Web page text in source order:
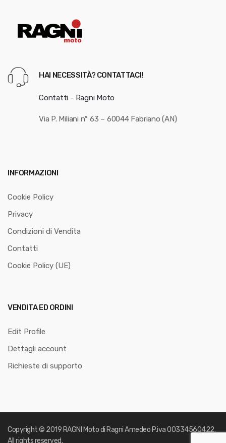
HAI NECESSITÀ? CONTATTACI!
Contatti - Ragni Moto
Via P. Miliani n° 63 – 60044 Fabriano (AN)
INFORMAZIONI
Cookie Policy
Privacy
Condizioni di Vendita
Contatti
Cookie Policy (UE)
VENDITA ED ORDINI
Edit Profile
Dettagli account
Richieste di supporto
Copyright © 2019 RAGNI Moto di Ragni Amedeo P.iva 00334560422.
All rights reserved.